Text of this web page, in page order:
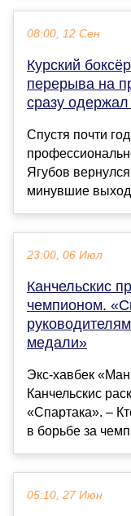
08:00, 12 Сен
Курский
перерыва на
сразу
Спустя почти
Ягубов
минувшие
23:00, 06 Июл
Канчельскис
чемпионом.
медали»
Экс-хавбек
Канчельскис
«Спартака». –
в борьбе за
05:10, 27 Июн